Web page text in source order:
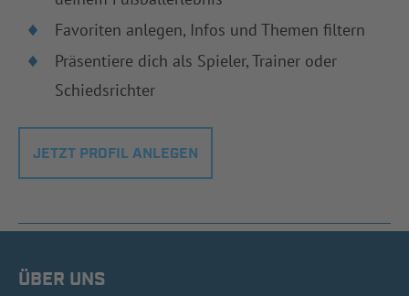
Favoriten anlegen, Infos und Themen filtern
Präsentiere dich als Spieler, Trainer oder
Schiedsrichter
JETZT PROFIL ANLEGEN
ÜBER UNS